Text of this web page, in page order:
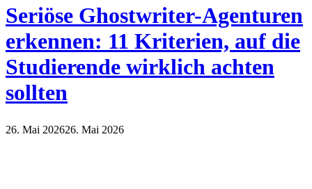
Seriöse Ghostwriter-Agenturen
erkennen: 11 Kriterien, auf die
Studierende wirklich achten
sollten
26. Mai 202626. Mai 2026